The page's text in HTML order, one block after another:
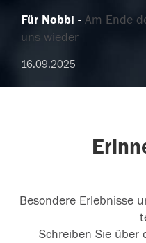
Für Nobbi
Am Ende
uns wieder
16.09.2025
Besondere Erlebnisse
Schreiben Sie über